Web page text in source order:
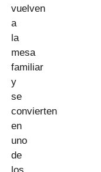
vuelven
a
la
mesa
familiar
y
se
convierten
en
uno
de
los